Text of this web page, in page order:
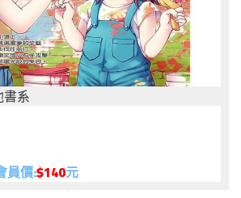
系
員價:$140元